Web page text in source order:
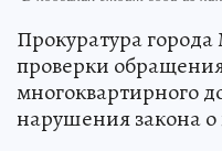
Прокуратура
проверки
многоквартирного
нарушения закона о